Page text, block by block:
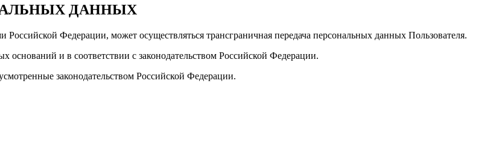
ДАННЫХ
Федерации, может осуществляться трансграничная передача персональных данных Пользователя.
оснований и в соответствии с законодательством Российской Федерации.
законодательством Российской Федерации.